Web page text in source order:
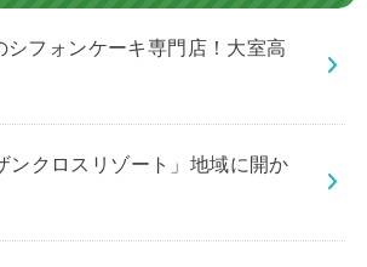
シフォンケーキ専門店！大室高
ンクロスリゾート」地域に開か